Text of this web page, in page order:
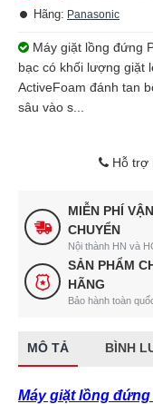
Hãng: Panasonic
Máy giặt lồng đứng
bạc có khối lượng giặt
ActiveFoam đánh tan
sâu vào s...
Hỗ trợ
MIỄN PHÍ VẬN
CHUYỂN
Nội thành HN và
SẢN PHẨM
HÃNG
Bảo hành toàn
MÔ TẢ BÌNH
Máy giặt lồng